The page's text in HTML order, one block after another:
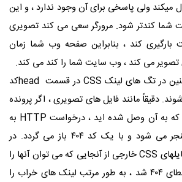
میکند ولی پاسخی برای آن وجود ندارد ، و این
کندتر شود. مرورگر سعی می کند تصویری
کند ، بنابراین صفحه وب شما زمان
تصویر می کند ، وب سایت شما را کند می کند.
در تگ های لینک CSS در قسمت headکد
دقیقاً مانند فایل های تصویری ، اگر پرونده
به آن وصل شده اید ، درخواست HTTP به
یک پاسخ بی فایده منجر می شود و با یک کد ۴۰۴ باز می گردد. در
CSSخارجی از آنجایی که می توان آنها را
جابجا کرد و منجر به خطای ۴۰۴ شد ، به طور مرتب لینک های خراب را